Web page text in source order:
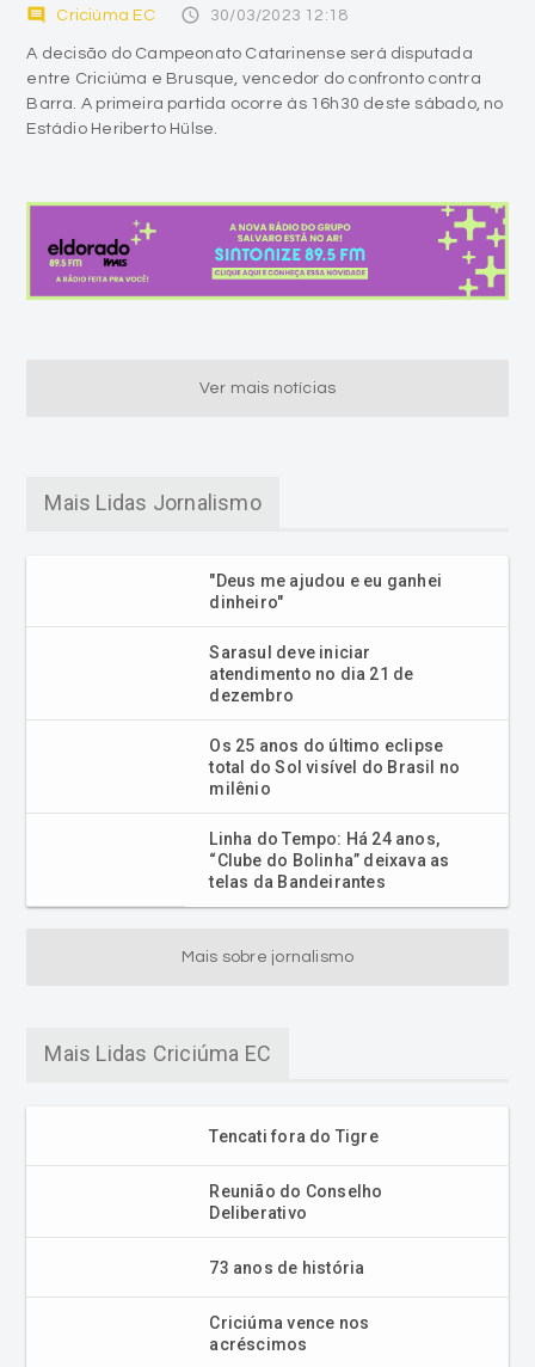
comment Criciúma EC access_time 30/03/2023 12:18
A decisão do Campeonato Catarinense será disputada
entre Criciúma e Brusque, vencedor do confronto contra
Barra. A primeira partida ocorre às 16h30 deste sábado, no
Estádio Heriberto Hülse.
Ver mais notícias
Mais Lidas Jornalismo
"Deus me ajudou e eu ganhei
dinheiro"
Sarasul deve iniciar
atendimento no dia 21 de
dezembro
Os 25 anos do último eclipse
total do Sol visível do Brasil no
milênio
Linha do Tempo: Há 24 anos,
“Clube do Bolinha” deixava as
telas da Bandeirantes
Mais sobre jornalismo
Mais Lidas Criciúma EC
Tencati fora do Tigre
Reunião do Conselho
Deliberativo
73 anos de história
Criciúma vence nos
acréscimos